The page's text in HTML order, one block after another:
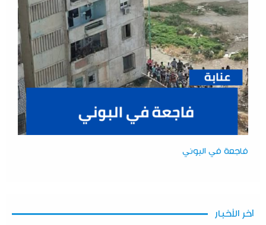
فاجعة في البوني
آخر الأخبار